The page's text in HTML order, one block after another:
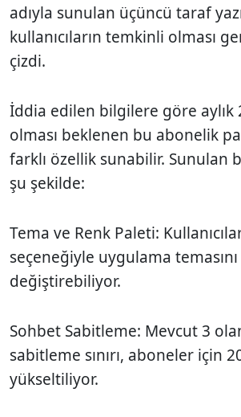
adıyla sunulan üçüncü taraf
kullanıcıların temkinli olması
çizdi.
İddia edilen bilgilere göre aylık
olması beklenen bu abonelik
farklı özellik sunabilir. Sunulan
şu şekilde:
Tema ve Renk Paleti:
seçeneğiyle uygulama
değiştirebiliyor.
Sohbet Sabitleme: Mevcut 3
sabitleme sınırı, aboneler için
yükseltiliyor.